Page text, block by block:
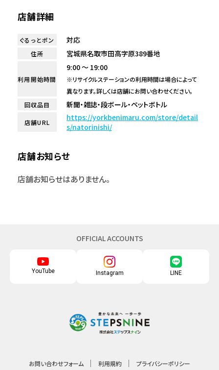
店舗詳細
ぐるっとポン 対応
住所 宮城県名取市田高字原389番地
利用開始時間
9:00 ～ 19:00
※リサイクルステーションの利用時間は場合によって
異なります。詳しくは店舗にお問い合わせください。
回収品目
新聞・雑誌・段ボール・ペットボトル
店舗URL
https://yorkbenimaru.com/store/detail
s/natorinishi/
店舗お知らせ
店舗お知らせはありません。
OFFICIAL ACCOUNTS
YouTube Instagram LINE
お問い合わせフォーム 利用規約 プライバシーポリシー